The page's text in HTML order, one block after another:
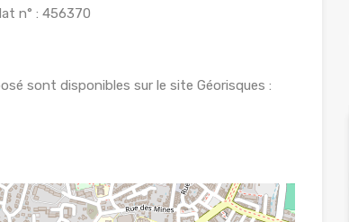
n° : 456370
sont disponibles sur le site Géorisques :